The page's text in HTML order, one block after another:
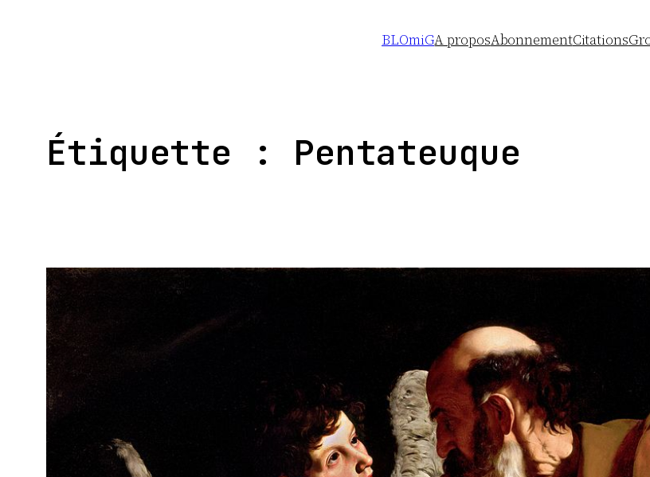
BLOmiGA proposAbonnementCitations
Étiquette : Pentateuque